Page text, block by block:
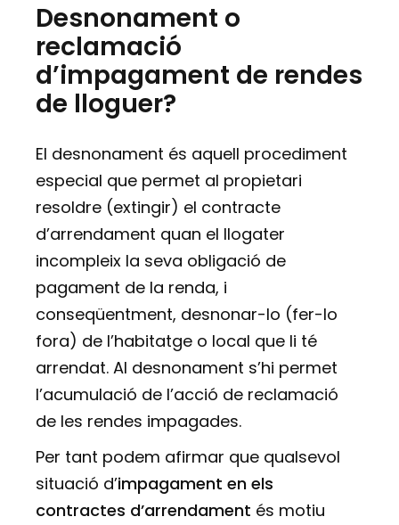
Desnonament o
reclamació
d’impagament de rendes
de lloguer?
El desnonament és aquell procediment
especial que permet al propietari
resoldre (extingir) el contracte
d’arrendament quan el llogater
incompleix la seva obligació de
pagament de la renda, i
conseqüentment, desnonar-lo (fer-lo
fora) de l’habitatge o local que li té
arrendat. Al desnonament s’hi permet
l’acumulació de l’acció de reclamació
de les rendes impagades.
Per tant podem afirmar que qualsevol
situació d’impagament en els
contractes d’arrendament és motiu